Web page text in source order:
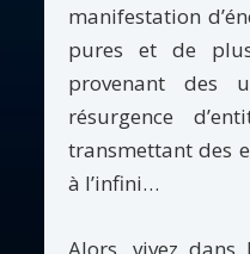
manifestation
pures et de
provenant des
résurgence
transmettant des
à l’infini…
Alors, vivez dans